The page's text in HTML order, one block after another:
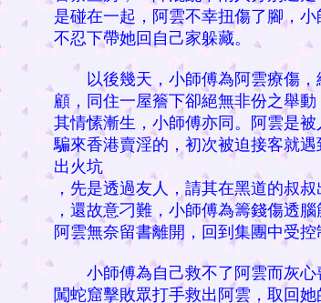
是碰在一起，阿雲不幸扭傷了腳，小
不忍下帶她回自己家躲藏。
以後幾天，小師傅為阿雲療傷，
顧，同住一屋簷下卻絕無非份之舉動
其情愫漸生，小師傅亦同。阿雲是被
騙來香港賣淫的，初次被迫接客就
出火坑
，先是透過友人，請其在黑道的叔
，還故意刁難，小師傅為籌錢傷透
阿雲無奈留書離開，回到集團中受控
小師傅為自己救不了阿雲而灰心
闖蛇窟擊敗眾打手救出阿雲，取回